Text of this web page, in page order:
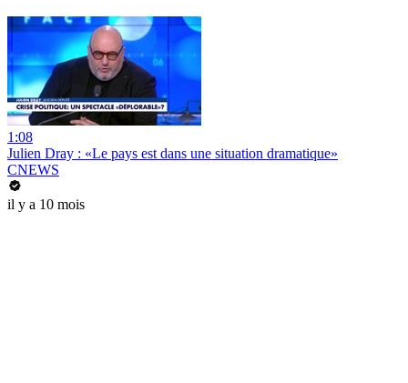
1:08
Julien Dray : «Le pays est dans une situation dramatique»
CNEWS
il y a 10 mois